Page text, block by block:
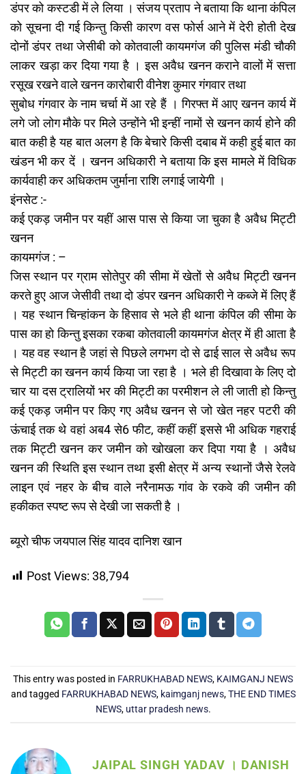
डंपर को कस्टडी में ले लिया । संजय प्रताप ने बताया कि थाना कंपिल
को सूचना दी गई किन्तु किसी कारण वस फोर्स आने में देरी होती देख
दोनों डंपर तथा जेसीबी को कोतवाली कायमगंज की पुलिस मंडी चौकी
लाकर खड़ा कर दिया गया है । इस अवैध खनन कराने वालों में सत्ता
रसूख रखने वाले खनन कारोबारी वीनेश कुमार गंगवार तथा
सुबोध गंगवार के नाम चर्चा में आ रहे हैं । गिरफ्त में आए खनन कार्य में
लगे जो लोग मौके पर मिले उन्होंने भी इन्हीं नामों से खनन कार्य होने की
बात कही है यह बात अलग है कि बेचारे किसी दबाब में कही हुई बात का
खंडन भी कर दें । खनन अधिकारी ने बताया कि इस मामले में विधिक
कार्यवाही कर अधिकतम जुर्माना राशि लगाई जायेगी ।
इंनसेट :-
कई एकड़ जमीन पर यहीं आस पास से किया जा चुका है अवैध मिट्टी
खनन
कायमगंज : –
जिस स्थान पर ग्राम सोतेपुर की सीमा में खेतों से अवैध मिट्टी खनन
करते हुए आज जेसीवी तथा दो डंपर खनन अधिकारी ने कब्जे में लिए हैं
। यह स्थान चिन्हांकन के हिसाव से भले ही थाना कंपिल की सीमा के
पास का हो किन्तु इसका रकबा कोतवाली कायमगंज क्षेत्र में ही आता है
। यह वह स्थान है जहां से पिछले लगभग दो से ढाई साल से अवैध रूप
से मिट्टी का खनन कार्य किया जा रहा है । भले ही दिखावा के लिए दो
चार या दस ट्रालियों भर की मिट्टी का परमीशन ले ली जाती हो किन्तु
कई एकड़ जमीन पर किए गए अवैध खनन से जो खेत नहर पटरी की
ऊंचाई तक थे वहां अब4 से6 फीट, कहीं कहीं इससे भी अधिक गहराई
तक मिट्टी खनन कर जमीन को खोखला कर दिपा गया है । अवैध
खनन की स्थिति इस स्थान तथा इसी क्षेत्र में अन्य स्थानों जैसे रेलवे
लाइन एवं नहर के बीच वाले नरैनामऊ गांव के रकवे की जमीन की
हकीकत स्पष्ट रूप से देखी जा सकती है ।
ब्यूरो चीफ जयपाल सिंह यादव दानिश खान
Post Views: 38,794
This entry was posted in FARRUKHABAD NEWS, KAIMGANJ NEWS
and tagged FARRUKHABAD NEWS, kaimganj news,THE END TIMES
NEWS, uttar pradesh news.
JAIPAL SINGH YADAV । DANISH